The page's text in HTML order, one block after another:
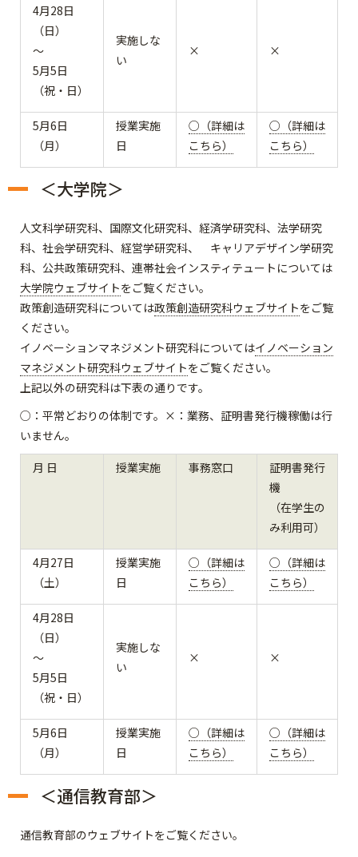
4月28日
（日）
～
5月5日
（祝・日）
実施しな
い
× ×
5月6日
（月）
授業実施
日
○（詳細は
こちら）
○（詳細は
こちら）
＜大学院＞
人文科学研究科、国際文化研究科、経済学研究科、法学研究
科、社会学研究科、経営学研究科、 キャリアデザイン学研究
科、公共政策研究科、連帯社会インスティテュートについては
大学院ウェブサイトをご覧ください。
政策創造研究科については政策創造研究科ウェブサイトをご覧
ください。
イノベーションマネジメント研究科についてはイノベーション
マネジメント研究科ウェブサイトをご覧ください。
上記以外の研究科は下表の通りです。
○：平常どおりの体制です。×：業務、証明書発行機稼働は行
いません。
月 日
授業実施 事務窓口
証明書発行
機
（在学生の
み利用可）
4月27日
（土）
授業実施
日
○（詳細は
こちら）
○（詳細は
こちら）
4月28日
（日）
～
5月5日
（祝・日）
実施しな
い
× ×
5月6日
（月）
授業実施
日
○（詳細は
こちら）
○（詳細は
こちら）
＜通信教育部＞
通信教育部のウェブサイトをご覧ください。